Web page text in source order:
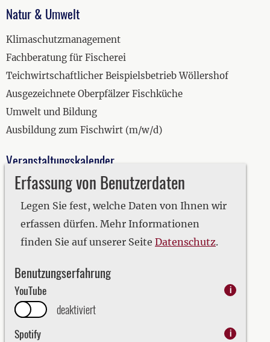
Erfassung von Benutzerdaten
Legen Sie fest, welche Daten von Ihnen wir
erfassen dürfen. Mehr Informationen
finden Sie auf unserer Seite Datenschutz.
Benutzungserfahrung
YouTube i
deaktiviert
Spotify
i
Natur & Umwelt
Klimaschutzmanagement
Fachberatung für Fischerei
Teichwirtschaftlicher Beispielsbetrieb Wöllershof
Ausgezeichnete Oberpfälzer Fischküche
Umwelt und Bildung
Ausbildung zum Fischwirt (m/w/d)
Veranstaltungskalender
2019
2020
2021
2022
2024
2025
2026